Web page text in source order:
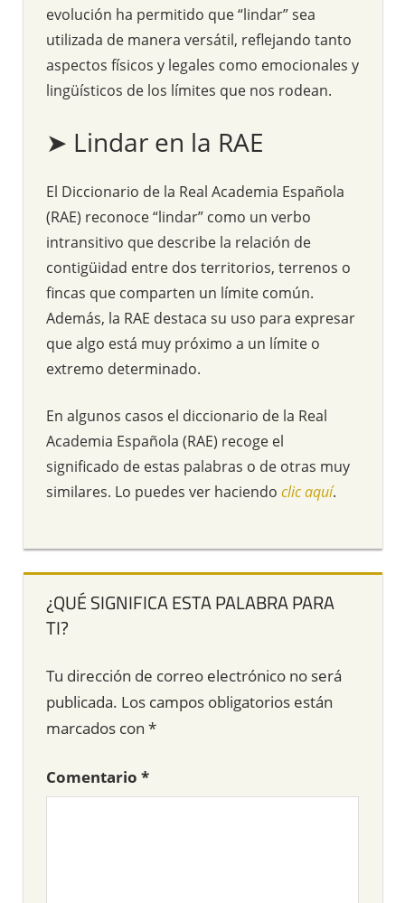
evolución ha permitido que “lindar” sea
utilizada de manera versátil, reflejando tanto
aspectos físicos y legales como emocionales y
lingüísticos de los límites que nos rodean.
➤ Lindar en la RAE
El Diccionario de la Real Academia Española
(RAE) reconoce “lindar” como un verbo
intransitivo que describe la relación de
contigüidad entre dos territorios, terrenos o
fincas que comparten un límite común.
Además, la RAE destaca su uso para expresar
que algo está muy próximo a un límite o
extremo determinado.
En algunos casos el diccionario de la Real
Academia Española (RAE) recoge el
significado de estas palabras o de otras muy
similares. Lo puedes ver haciendo clic aquí.
¿QUÉ SIGNIFICA ESTA PALABRA PARA
TI?
Tu dirección de correo electrónico no será
publicada. Los campos obligatorios están
marcados con *
Comentario *